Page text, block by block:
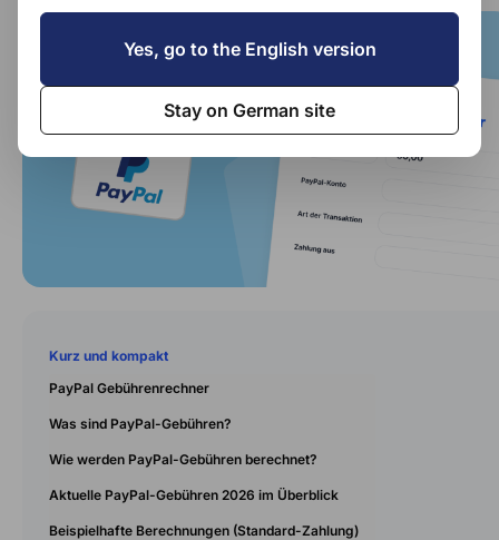
Kurz und kompakt
PayPal Gebührenrechner
Was sind PayPal-Gebühren?
Wie werden PayPal-Gebühren berechnet?
Aktuelle PayPal-Gebühren 2026 im Überblick
Beispielhafte Berechnungen (Standard-Zahlung)
Yes, go to the English version
Stay on German site